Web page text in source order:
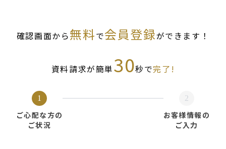
確認画面から無料で会員登録ができます！
資料請求が簡単30秒で完了!
1
ご心配な方の
ご状況
2
お客様情報の
ご入力